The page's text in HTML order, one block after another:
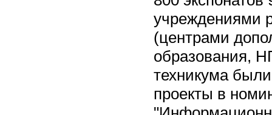
учреждениями
(центрами
образования,
техникума
проекты в